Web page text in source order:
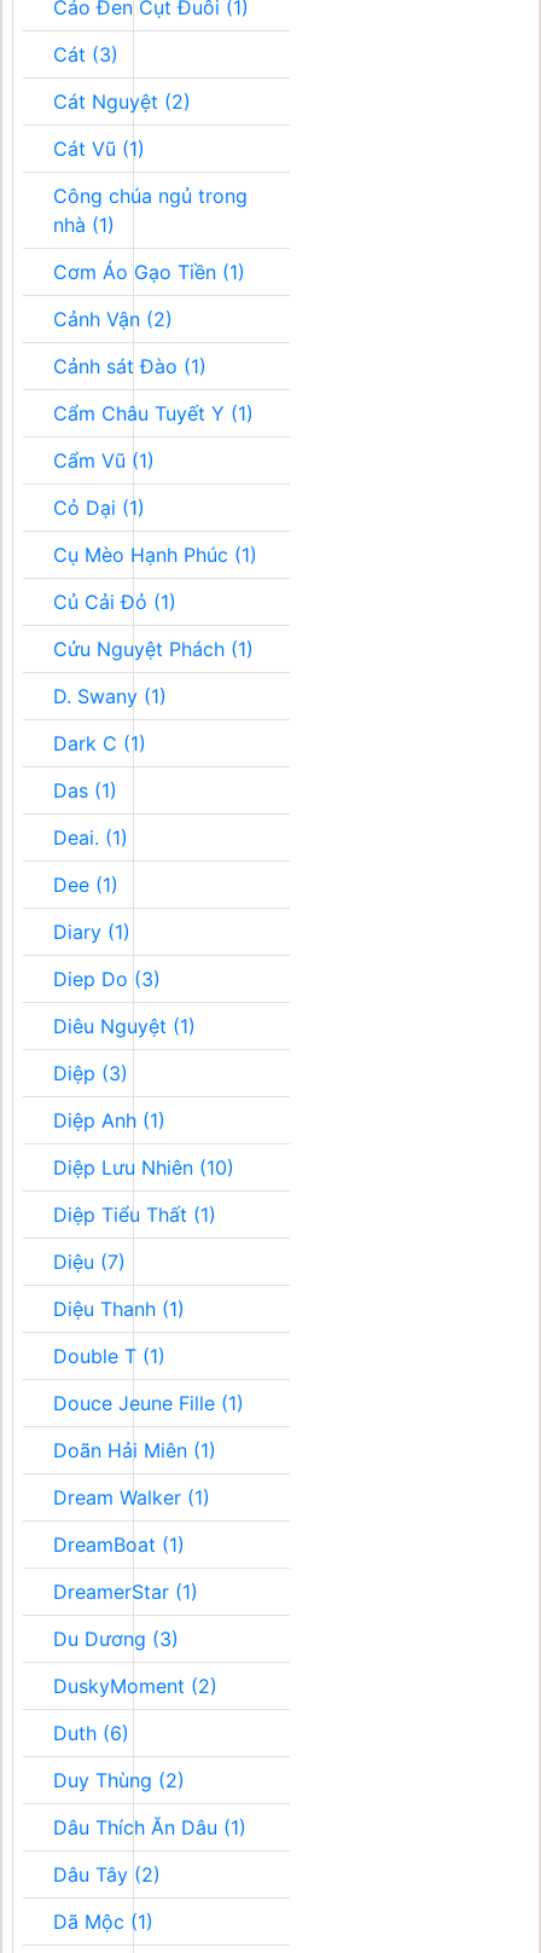
Cáo Đen Cụt Đuôi (1)
Cát (3)
Cát Nguyệt (2)
Cát Vũ (1)
Công chúa ngủ trong
nhà (1)
Cơm Áo Gạo Tiền (1)
Cảnh Vận (2)
Cảnh sát Đào (1)
Cẩm Châu Tuyết Y (1)
Cẩm Vũ (1)
Cỏ Dại (1)
Cụ Mèo Hạnh Phúc (1)
Củ Cải Đỏ (1)
Cửu Nguyệt Phách (1)
D. Swany (1)
Dark C (1)
Das (1)
Deai. (1)
Dee (1)
Diary (1)
Diep Do (3)
Diêu Nguyệt (1)
Diệp (3)
Diệp Anh (1)
Diệp Lưu Nhiên (10)
Diệp Tiểu Thất (1)
Diệu (7)
Diệu Thanh (1)
Double T (1)
Douce Jeune Fille (1)
Doãn Hải Miên (1)
Dream Walker (1)
DreamBoat (1)
DreamerStar (1)
Du Dương (3)
DuskyMoment (2)
Duth (6)
Duy Thùng (2)
Dâu Thích Ăn Dâu (1)
Dâu Tây (2)
Dã Mộc (1)